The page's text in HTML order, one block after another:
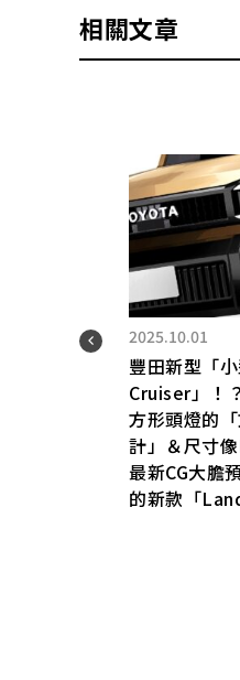
相關文章
化的配備與方正
」在泰國實